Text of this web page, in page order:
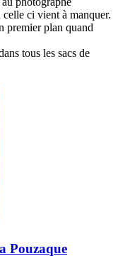
ci vient à manquer.
premier plan quand
tous les sacs de
Pouzaque